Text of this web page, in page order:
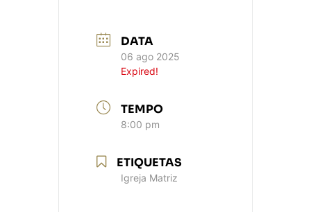
DATA
06 ago 2025
Expired!
TEMPO
8:00 pm
ETIQUETAS
Igreja Matriz